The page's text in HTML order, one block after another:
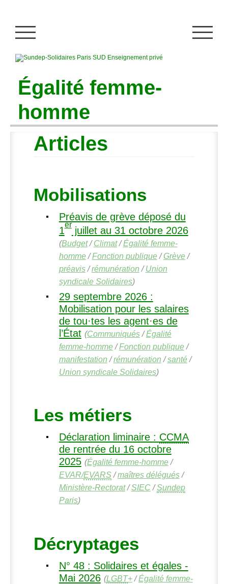
Égalité femme-
homme
Articles
Mobilisations
Préavis de grève déposé du
1
er
juillet au 31 octobre 2026
(Budget/Climat/Égalité femme-
homme/Fonction publique/Grève/
préavis/rémunération /Union
syndicale Solidaires)
29 septembre 2026 :
Mobilisation pour les salaires
de tou·tes les agent·es de
l’État (Communiqués/Égalité
femme-homme/Fonction publique/
manifestation /rémunération /santé/
Union syndicale Solidaires)
Les métiers
Déclaration liminaire : CCMA
de rentrée du 16 octobre
2025 (Égalité femme-homme/
EVAR/EVARS/maîtres délégués/
Ministère-Rectorat/SIEC/Sundep
Paris)
Décryptages
N° 48 : Solidaires et égales -
Mai 2026 (LGBT+/Égalité femme-